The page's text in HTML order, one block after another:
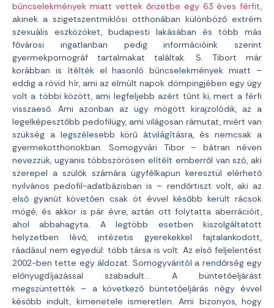
bűncselekmények miatt vettek őrizetbe egy 63 éves férfit,
akinek a szigetszentmiklósi otthonában különböző extrém
szexuális eszközöket, budapesti lakásában és több más
fővárosi ingatlanban pedig információink szerint
gyermekpornográf tartalmakat találtak. S. Tibort már
korábban is ítélték el hasonló bűncselekmények miatt –
eddig a rövid hír, ami az elmúlt napok dömpingjében egy ügy
volt a többi között, ami legfeljebb azért tűnt ki, mert a férfi
visszaeső. Ami azonban az ügy mögött kirajzolódik, az a
legelképesztőbb pedofilügy, ami világosan rámutat, miért van
szükség a legszélesebb körű átvilágításra, és nemcsak a
gyermekotthonokban. Somogyvári Tibor – bátran néven
nevezzük, ugyanis többszörösen elítélt emberről van szó, aki
szerepel a szülők számára ügyfélkapun keresztül elérhető
nyilvános pedofil-adatbázisban is – rendőrtiszt volt, aki az
első gyanút követően csak öt évvel később került rácsok
mögé, és akkor is pár évre, aztán ott folytatta aberrációit,
ahol abbahagyta. A legtöbb esetben kiszolgáltatott
helyzetben lévő, intézetis gyerekekkel fajtalankodott,
ráadásul nem egyedül: több társa is volt. Az első feljelentést
2002-ben tette egy áldozat. Somogyváritól a rendőrség egy
előnyugdíjazással szabadult… A büntetőeljárást
megszüntették – a következő büntetőeljárás négy évvel
később indult, kimenetele ismeretlen. Ami bizonyos, hogy